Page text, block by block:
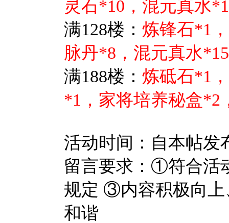
灵石*10，混元真水
满128楼： 炼锋石*1
脉丹*8，混元真水*15
满188楼： 炼砥石*1，
*1，家将培养秘盒*2
活动时间：自本帖发
留言要求：①符合活
规定 ③内容积极向
和谐